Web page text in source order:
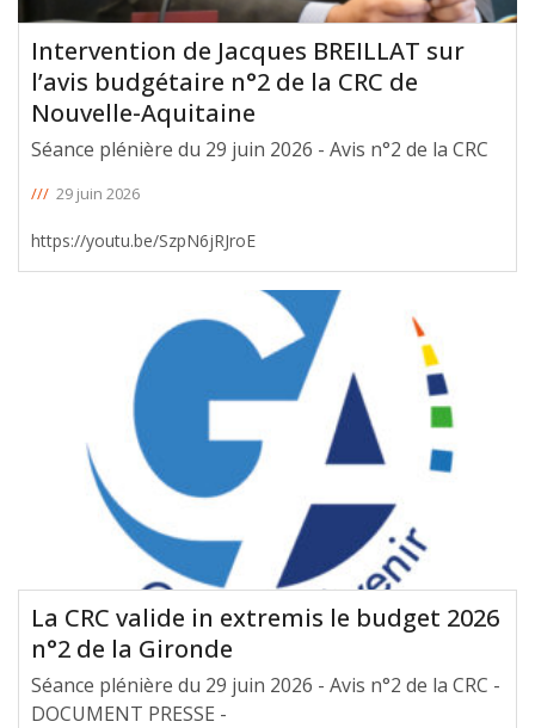
Intervention de Jacques BREILLAT sur
l’avis budgétaire n°2 de la CRC de
Nouvelle-Aquitaine
Séance plénière du 29 juin 2026 - Avis n°2 de la CRC
/// 29 juin 2026
https://youtu.be/SzpN6jRJroE
La CRC valide in extremis le budget 2026
n°2 de la Gironde
Séance plénière du 29 juin 2026 - Avis n°2 de la CRC -
DOCUMENT PRESSE -